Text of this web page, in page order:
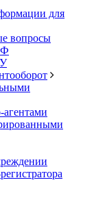
для
вопросы